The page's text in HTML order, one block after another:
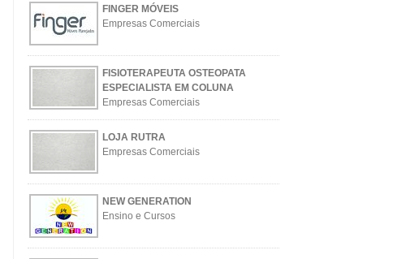
FINGER MÓVEIS
Empresas Comerciais
FISIOTERAPEUTA OSTEOPATA
ESPECIALISTA EM COLUNA
Empresas Comerciais
LOJA RUTRA
Empresas Comerciais
NEW GENERATION
Ensino e Cursos